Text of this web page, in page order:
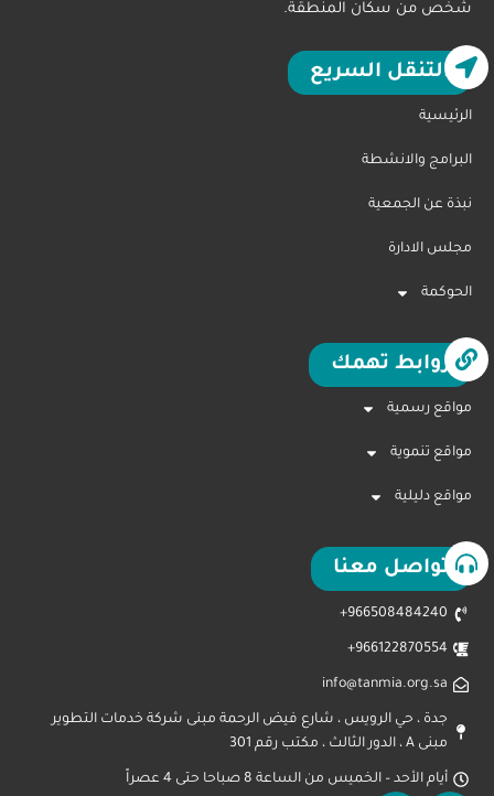
شخص من سكان المنطقة.
التنقل السريع
الرئيسية
البرامج والانشطة
نبذة عن الجمعية
مجلس الادارة
الحوكمة
روابط تهمك
مواقع رسمية
مواقع تنموية
مواقع دليلية
تواصل معنا
966508484240+
966122870554+
info@tanmia.org.sa
جدة ، حي الرويس ، شارع فيض الرحمة مبنى شركة خدمات التطوير
مبنى A ، الدور الثالث ، مكتب رقم 301
أيام الأحد – الخميس من الساعة 8 صباحا حتى 4 عصراً